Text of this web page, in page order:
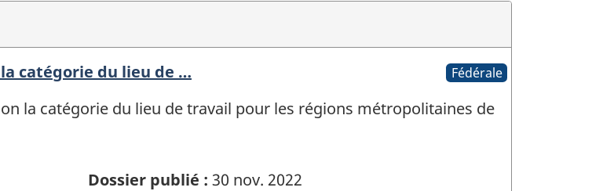
catégorie du lieu de … Fédérale
la catégorie du lieu de travail pour les régions métropolitaines de
Dossier publié : 30 nov. 2022